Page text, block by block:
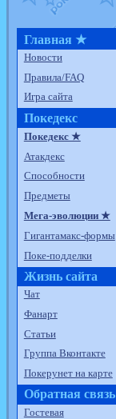
Главная ★
Новости
Правила/FAQ
Игра сайта
Покедекс
Покедекс ★
Атакдекс
Способности
Предметы
Мега-эволюции ★
Гигантамакс-формы
Поке-подделки
Жизнь сайта
Чат
Фанарт
Статьи
Группа Вконтакте
Покерунет на карте
Обратная связь
Гостевая